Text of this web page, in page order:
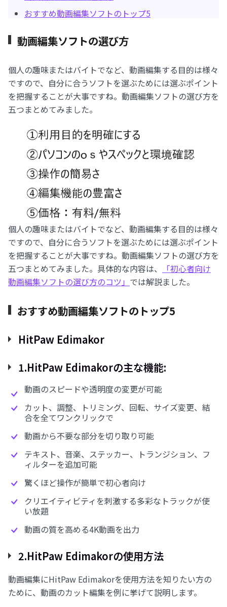
おすすめ動画編集ソフトのトップ5
動画編集ソフトの選び方
個人の趣味またはバイトでなど、動画編集する目的は様々
ですので、自分に合うソフトを選ぶためには選ぶポイント
を把握することが大事ですね。動画編集ソフトの選び方を
五つまとめてみました。
個人の趣味またはバイトでなど、動画編集する目的は様々
ですので、自分に合うソフトを選ぶためには選ぶポイント
を把握することが大事ですね。動画編集ソフトの選び方を
五つまとめてみました。具体的な内容は、
「初心者向け
動画編集ソフトの選び方のコツ」 では解説ました。
おすすめ動画編集ソフトのトップ5
HitPaw Edimakor
1.HitPaw Edimakorの主な機能:
動画のスピードや透明度の変更が可能
カット、調整、トリミング、回転、サイズ変更、結
合を全てワンクリックで
動画から不要な部分を切り取り可能
テキスト、音楽、ステッカー、トランジション、フ
ィルターを追加可能
驚くほど操作が簡単で初心者向け
クリエイティビティを刺激する多彩なトラックが使
い放題
動画の質を高める4K動画を出力
2.HitPaw Edimakorの使用方法
動画編集にHitPaw Edimakorを使用方法を知りたい方の
ために、動画のカット編集を例に挙げて説明します。